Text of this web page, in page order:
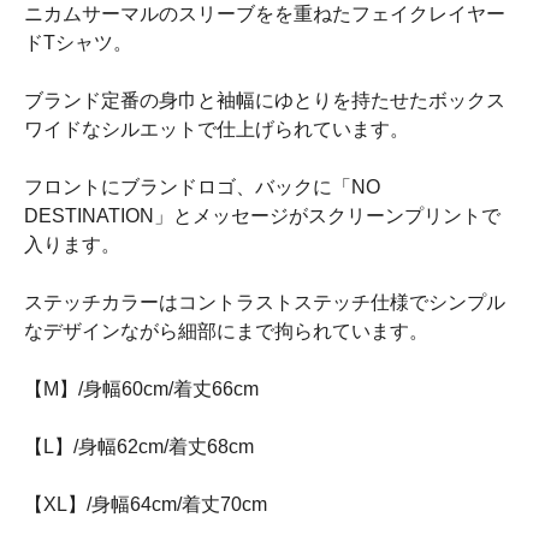
ニカムサーマルのスリーブをを重ねたフェイクレイヤー
ドTシャツ。
ブランド定番の身巾と袖幅にゆとりを持たせたボックス
ワイドなシルエットで仕上げられています。
フロントにブランドロゴ、バックに「NO
DESTINATION」とメッセージがスクリーンプリントで
入ります。
ステッチカラーはコントラストステッチ仕様でシンプル
なデザインながら細部にまで拘られています。
【M】/身幅60cm/着丈66cm
【L】/身幅62cm/着丈68cm
【XL】/身幅64cm/着丈70cm